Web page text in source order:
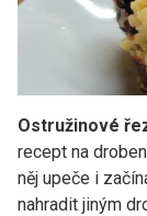
Ostružinové
recept na
něj upeče i
nahradit jiným